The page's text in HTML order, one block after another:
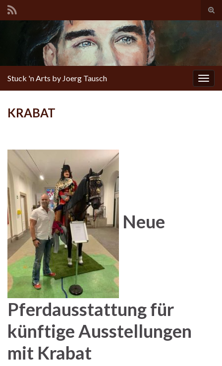
Stuck 'n Arts by Joerg Tausch
KRABAT
Neue
Pferdausstattung für
künftige Ausstellungen
mit Krabat